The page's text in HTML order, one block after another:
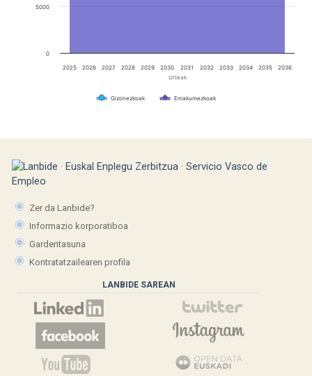
Urteak
Gizonezkoak Emakumezkoak
2025 2026 2027 2028 2029 2030 2031 2032 2033 2034 2035 2036
0
5000
Zer da Lanbide?
Informazio korporatiboa
Gardentasuna
Kontratatzailearen profila
LANBIDE SAREAN